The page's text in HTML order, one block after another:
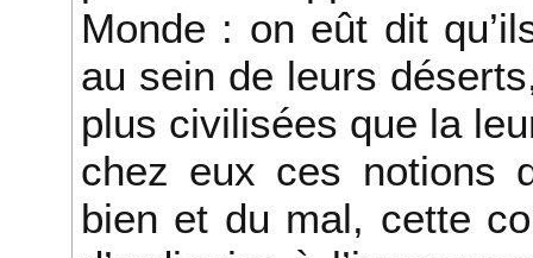
Monde : on eût dit
au sein de leurs
plus civilisées que la
chez eux ces notions
bien et du mal, cette